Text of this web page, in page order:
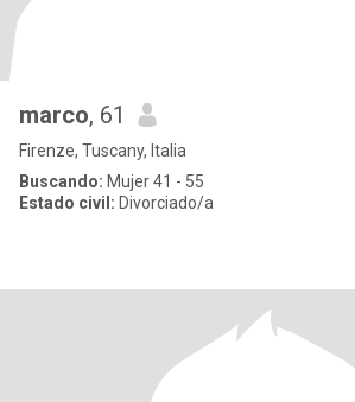
marco, 61
Firenze, Tuscany, Italia
Buscando: Mujer 41 - 55
Estado civil: Divorciado/a